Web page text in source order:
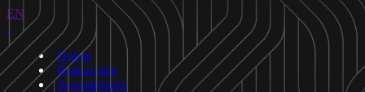
EN
Новое
Инвентарь
Задизайнено